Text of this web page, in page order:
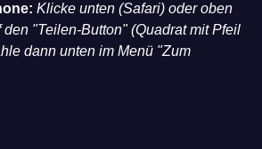
Klicke unten (Safari) oder oben
den "Teilen-Button" (Quadrat mit Pfeil
dann unten im Menü "Zum